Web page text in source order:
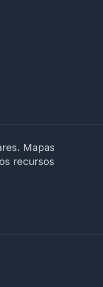
Mapas
recursos